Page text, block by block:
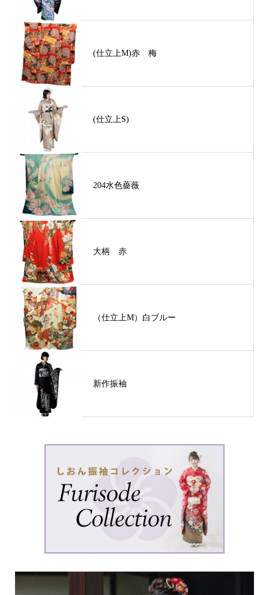
(仕立上M)赤 梅
(仕立上S)
204水色薔薇
大柄 赤
（仕立上M）白ブルー
新作振袖